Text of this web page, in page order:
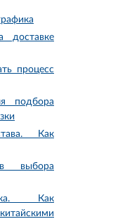
доставке
процесс
подбора
Как
выбора
Как